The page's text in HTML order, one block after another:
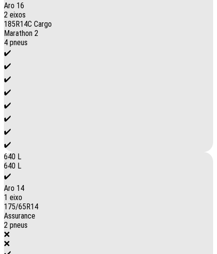
Aro 16
2 eixos
185R14C Cargo
Marathon 2
4 pneus
✔️
✔️
✔️
✔️
✔️
✔️
✔️
✔️
640 L
640 L
✔️
Aro 14
1 eixo
175/65R14
Assurance
2 pneus
❌
❌